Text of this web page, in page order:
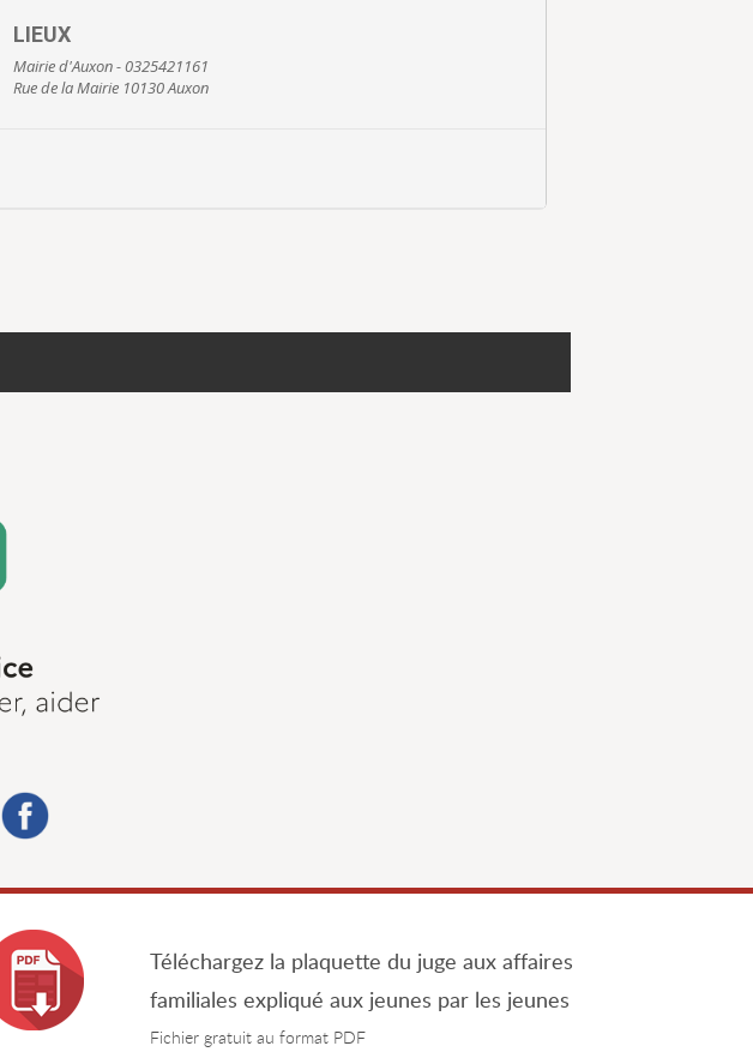
LIEUX
Mairie d'Auxon - 0325421161
Rue de la Mairie 10130 Auxon
Téléchargez la plaquette du juge aux affaires
familiales expliqué aux jeunes par les jeunes
Fichier gratuit au format PDF